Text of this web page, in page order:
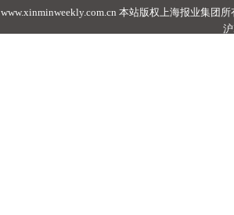
www.xinminweekly.com.cn 本站版权上海报业集团所